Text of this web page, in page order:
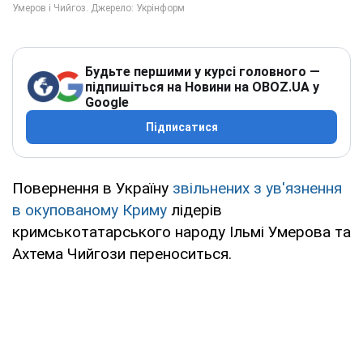
Будьте першими у курсі головного —
підпишіться на Новини на OBOZ.UA у
Google
Підписатися
Повернення в Україну звільнених з ув'язнення
в окупованому Криму лідерів
кримськотатарського народу Ільмі Умерова та
Ахтема Чийгози переноситься.